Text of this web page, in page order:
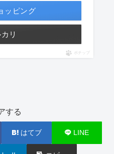
ッピング
リ
ポチップ
する
はてブ LINE